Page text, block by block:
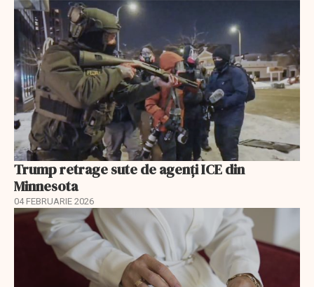
Trump retrage sute de agenți ICE din
Minnesota
04 FEBRUARIE 2026